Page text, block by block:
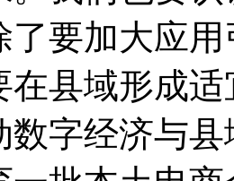
了要加大应
在县域形成
数字经济与